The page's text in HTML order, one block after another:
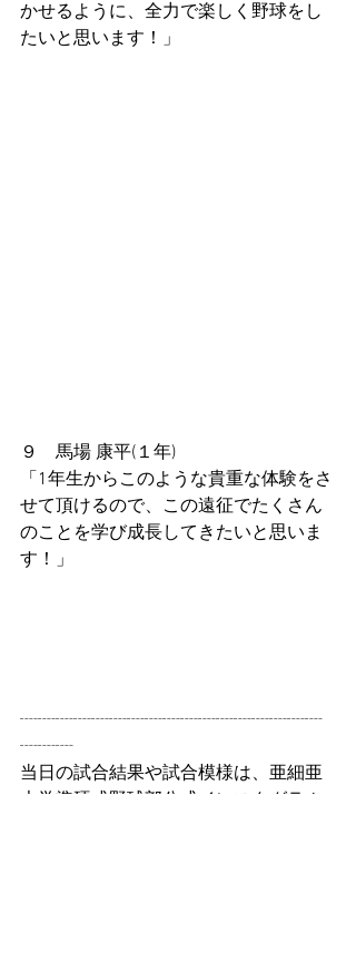
かせるように、全力で楽しく野球をし
たいと思います！」
９　馬場 康平(１年)
「1年生からこのような貴重な体験をさ
せて頂けるので、この遠征でたくさん
のことを学び成長してきたいと思いま
す！」
┈┈┈┈┈┈┈┈┈┈┈┈┈┈┈┈┈
┈┈┈
当日の試合結果や試合模様は、亜細亜
大学準硬式野球部公式インスタグラム